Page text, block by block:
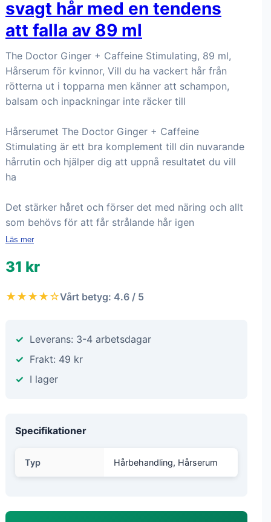
svagt hår med en tendens
att falla av 89 ml
The Doctor Ginger + Caffeine Stimulating, 89 ml,
Hårserum för kvinnor, Vill du ha vackert hår från
rötterna ut i topparna men känner att schampon,
balsam och inpackningar inte räcker till
Hårserumet The Doctor Ginger + Caffeine
Stimulating är ett bra komplement till din nuvarande
hårrutin och hjälper dig att uppnå resultatet du vill
ha
Det stärker håret och förser det med näring och allt
som behövs för att får strålande hår igen
Läs mer
31 kr
★★★★☆Vårt betyg: 4.6 / 5
Leverans: 3-4 arbetsdagar
Frakt: 49 kr
I lager
Specifikationer
Typ Hårbehandling, Hårserum